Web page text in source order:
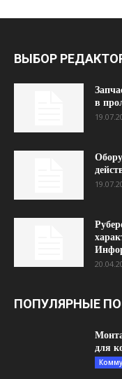
ВЫБОР
в
ПОПУЛЯРНЫЕ
для